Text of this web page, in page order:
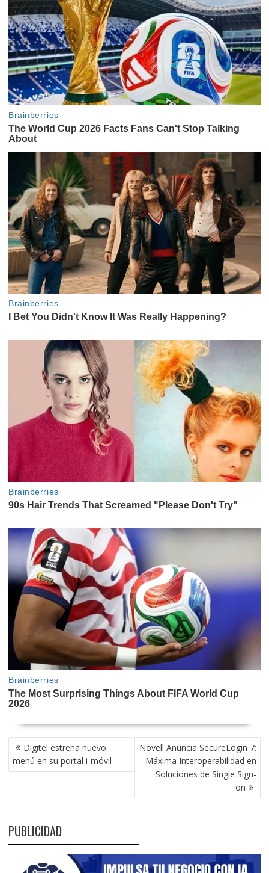
NAVEGACIÓN
DE
ENTRADAS
Digitel estrena nuevo
menú en su portal i-móvil
Novell Anuncia SecureLogin 7:
Máxima Interoperabilidad en
Soluciones de Single Sign-
on
PUBLICIDAD